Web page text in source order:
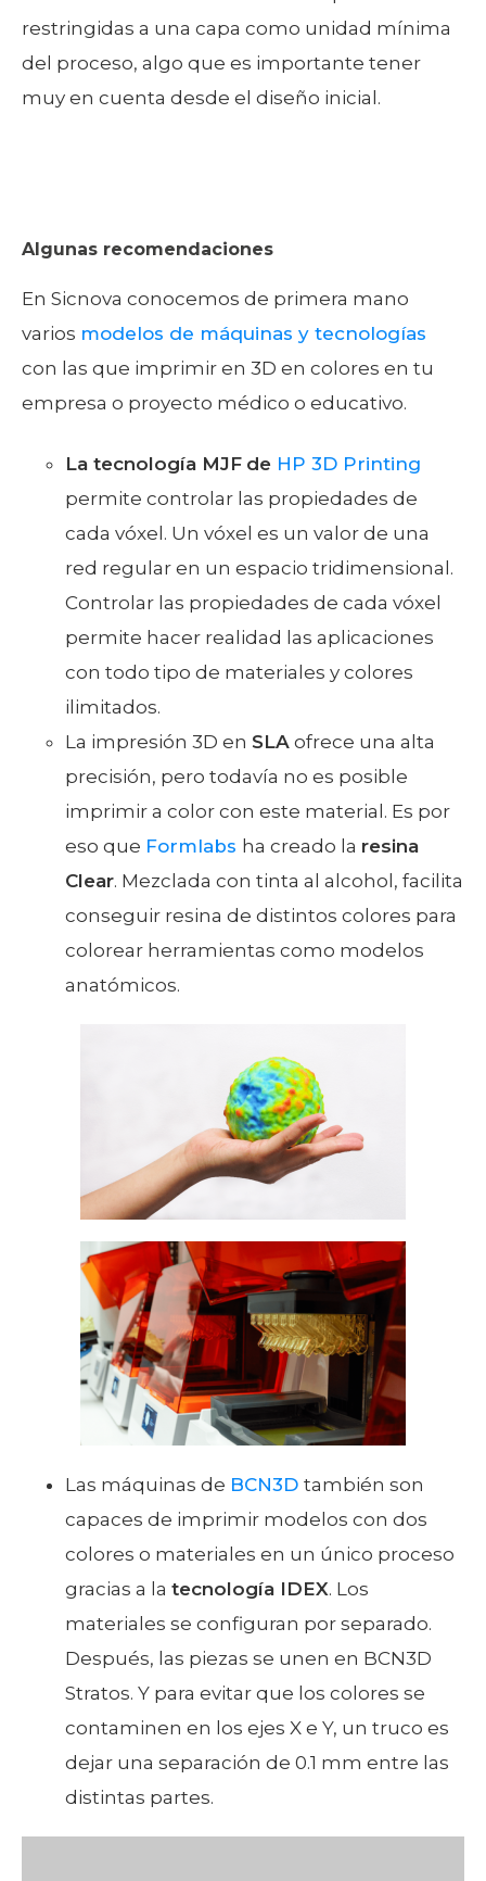
restringidas a una capa como unidad mínima
del proceso, algo que es importante tener
muy en cuenta desde el diseño inicial.
Algunas recomendaciones
En Sicnova conocemos de primera mano
varios modelos de máquinas y tecnologías
con las que imprimir en 3D en colores en tu
empresa o proyecto médico o educativo.
La tecnología MJF de HP 3D Printing
permite controlar las propiedades de
cada vóxel. Un vóxel es un valor de una
red regular en un espacio tridimensional.
Controlar las propiedades de cada vóxel
permite hacer realidad las aplicaciones
con todo tipo de materiales y colores
ilimitados.
La impresión 3D en SLA ofrece una alta
precisión, pero todavía no es posible
imprimir a color con este material. Es por
eso que Formlabs ha creado la resina
Clear. Mezclada con tinta al alcohol, facilita
conseguir resina de distintos colores para
colorear herramientas como modelos
anatómicos.
Las máquinas de BCN3D también son
capaces de imprimir modelos con dos
colores o materiales en un único proceso
gracias a la tecnología IDEX. Los
materiales se configuran por separado.
Después, las piezas se unen en BCN3D
Stratos. Y para evitar que los colores se
contaminen en los ejes X e Y, un truco es
dejar una separación de 0.1 mm entre las
distintas partes.